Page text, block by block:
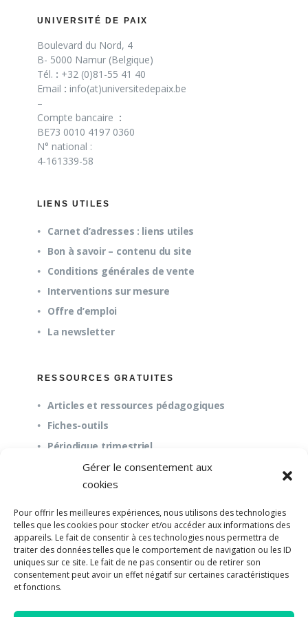
Gérer le consentement aux
cookies
Pour offrir les meilleures expériences, nous utilisons des technologies
telles que les cookies pour stocker et/ou accéder aux informations des
appareils. Le fait de consentir à ces technologies nous permettra de
traiter des données telles que le comportement de navigation ou les ID
uniques sur ce site. Le fait de ne pas consentir ou de retirer son
consentement peut avoir un effet négatif sur certaines caractéristiques
et fonctions.
UNIVERSITÉ DE PAIX
Boulevard du Nord, 4
B- 5000 Namur (Belgique)
Tél. : +32 (0)81-55 41 40
Email : info(at)universitedepaix.be
–
Compte bancaire :
BE73 0010 4197 0360
N° national :
4-161339-58
LIENS UTILES
Carnet d’adresses : liens utiles
Bon à savoir – contenu du site
Conditions générales de vente
Interventions sur mesure
Offre d’emploi
La newsletter
RESSOURCES GRATUITES
Articles et ressources pédagogiques
Fiches-outils
Périodique trimestriel
À propos
Questions fréquentes (FAQ)
Mission et pédagogie